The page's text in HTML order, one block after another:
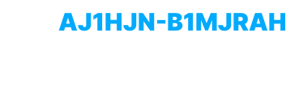
AJ1HJN-B1MJRAH